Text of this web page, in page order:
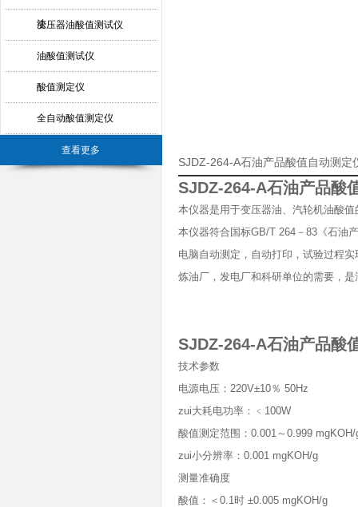
法
变压器油酸值测试仪
油酸值测试仪
酸值测定仪
全自动酸值测定仪
查看更多
SJDZ-264-A石油产品酸值自动测定
SJDZ-264-A石油产品酸
本仪器是用于变压器油、汽轮机油酸值
本仪器符合国标GB/T 264－83《石油
电脑自动测定，自动打印，试验过程
炼油厂，发电厂和科研单位的需要，
SJDZ-264-A石油产品酸
技术参数
电源电压：220V±10％ 50Hz
zui大耗电功率：﹤100W
酸值测定范围：0.001～0.999 mgKOH/
zui小分辨率：0.001 mgKOH/g
测量准确度
酸值：＜0.1时 ±0.005 mgKOH/g